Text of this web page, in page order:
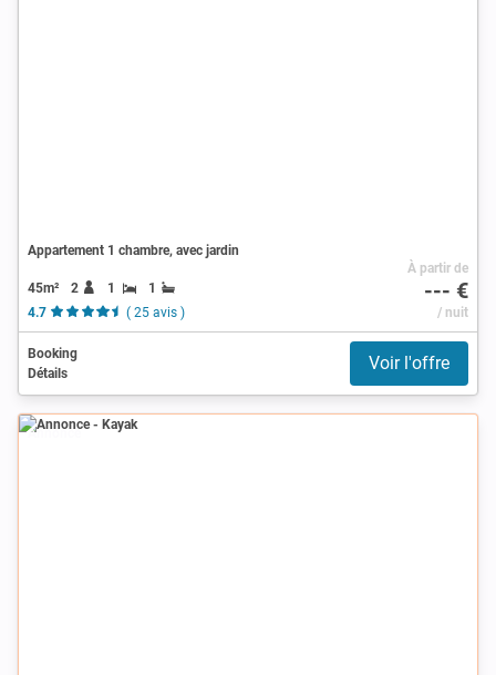
Appartement 1 chambre, avec jardin
45m² 2 1
1
4.7
( 25 avis )
À partir de
--- €
/ nuit
Booking
Détails
Voir l'offre
Annonce